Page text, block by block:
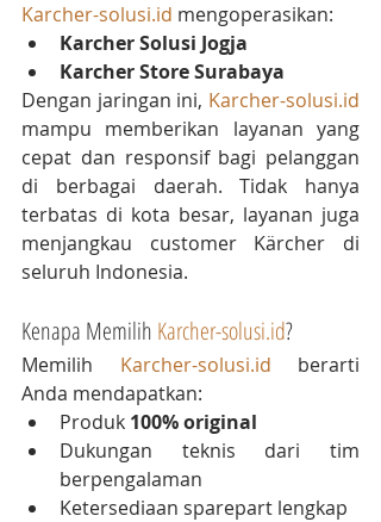
Karcher-solusi.id mengoperasikan:
Karcher Solusi Jogja
Karcher Store Surabaya
Dengan jaringan ini, Karcher-solusi.id
mampu memberikan layanan yang
cepat dan responsif bagi pelanggan
di berbagai daerah. Tidak hanya
terbatas di kota besar, layanan juga
menjangkau customer Kärcher di
seluruh Indonesia.
Kenapa Memilih Karcher-solusi.id?
Memilih Karcher-solusi.id berarti
Anda mendapatkan:
Produk 100% original
Dukungan teknis dari tim
berpengalaman
Ketersediaan sparepart lengkap